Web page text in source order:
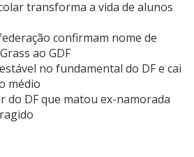
transforma a vida de alunos
confirmam nome de
ao GDF
no fundamental do DF e cai
médio
do DF que matou ex-namorada